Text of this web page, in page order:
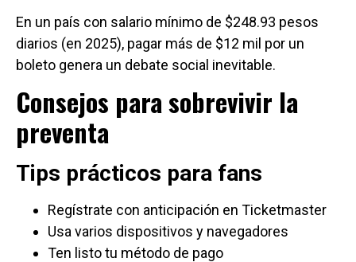
En un país con salario mínimo de $248.93 pesos
diarios (en 2025), pagar más de $12 mil por un
boleto genera un debate social inevitable.
Consejos para sobrevivir la
preventa
Tips prácticos para fans
Regístrate con anticipación en Ticketmaster
Usa varios dispositivos y navegadores
Ten listo tu método de pago